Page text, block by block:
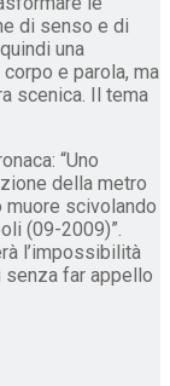
di senso e di
una
e parola, ma
scenica. Il tema
“Uno
della metro
muore scivolando
(09-2009)”.
l’impossibilità
far appello